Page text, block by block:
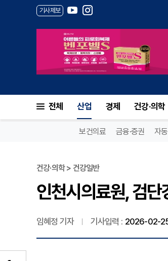
기사제보
전체 산업 경제 건강·의학
보건의료 금융·증권 자
건강·의학 > 건강일반
인천시의료원, 검
임혜정 기자 기사입력 : 2026-02-